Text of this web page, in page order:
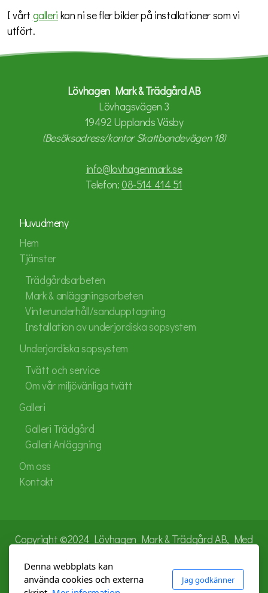
I vårt galleri kan ni se fler bilder på installationer som vi
utfört.
Lövhagen Mark & Trädgård AB
Lövhagsvägen 3
19492 Upplands Väsby
(Besöksadress/kontor Skattbondevägen 18)
info@lovhagenmark.se
Telefon:08-514 414 51
Huvudmeny
Hem
Tjänster
Trädgårdsarbeten
Mark & anläggningsarbeten
Vinterunderhåll/sandupptagning
Installation av underjordiska sopsystem
Underjordiska sopsystem
Tvätt och service
Om vår miljövänliga tvätt
Galleri
Galleri Trädgård
Galleri Anläggning
Om oss
Kontakt
Copyright ©2024 Lövhagen Mark & Trädgård AB, Med
Denna webbplats kan
använda cookies och externa
Jag godkänner